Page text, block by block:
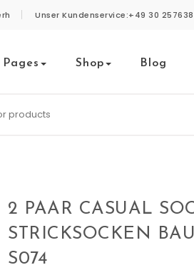
Unser Kundenservice:+49 30
Pages Shop Blog
2 PAAR CASUAL
STRICKSOCKEN
S074